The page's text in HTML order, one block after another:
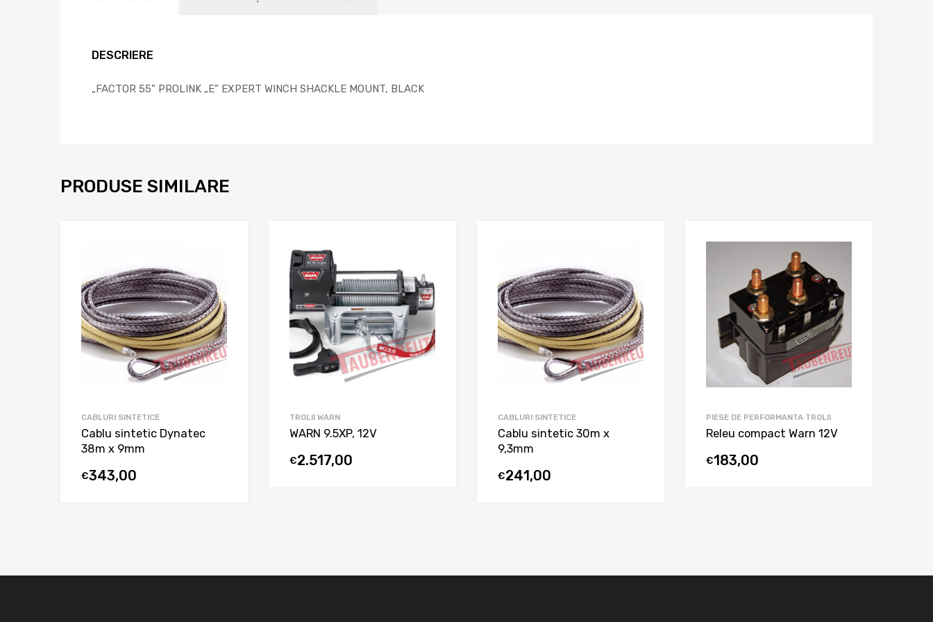
DESCRIERE
„FACTOR 55” PROLINK „E” EXPERT WINCH SHACKLE MOUNT, BLACK
PRODUSE SIMILARE
CABLURI SINTETICE
Cablu sintetic Dynatec
38m x 9mm
€343,00
TROLII WARN
WARN 9.5XP, 12V
€2.517,00
CABLURI SINTETICE
Cablu sintetic 30m x
9,3mm
€241,00
PIESE DE PERFORMANTA TROLII
Releu compact Warn 12V
€183,00